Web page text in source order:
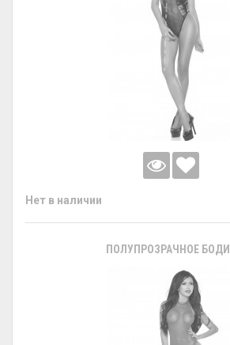
Нет в наличии
ПОЛУПРОЗРАЧНОЕ